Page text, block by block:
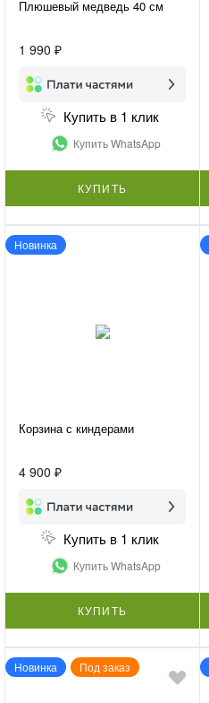
Плюшевый медведь 40 см
1 990 ₽
Купить в 1 клик
Купить WhatsApp
КУПИТЬ
Новинка
Корзина с киндерами
4 900 ₽
Купить в 1 клик
Купить WhatsApp
КУПИТЬ
Новинка Под заказ